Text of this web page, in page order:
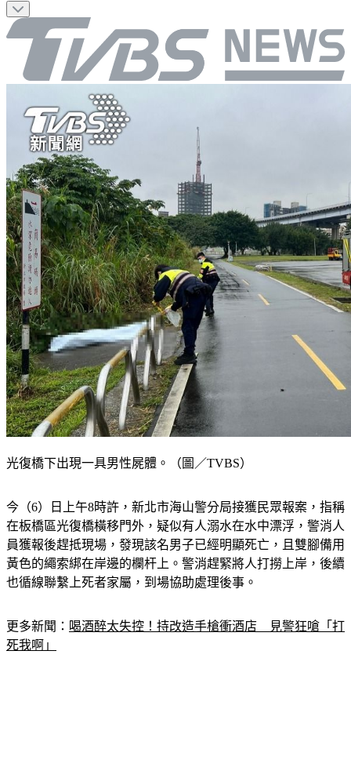
光復橋下出現一具男性屍體。（圖／TVBS）
今（6）日上午8時許，新北市海山警分局接獲民眾報案，指稱
在板橋區光復橋橫移門外，疑似有人溺水在水中漂浮，警消人
員獲報後趕抵現場，發現該名男子已經明顯死亡，且雙腳備用
黃色的繩索綁在岸邊的欄杆上。警消趕緊將人打撈上岸，後續
也循線聯繫上死者家屬，到場協助處理後事。
更多新聞： 喝酒醉太失控！持改造手槍衝酒店　見警狂嗆「打
死我啊」